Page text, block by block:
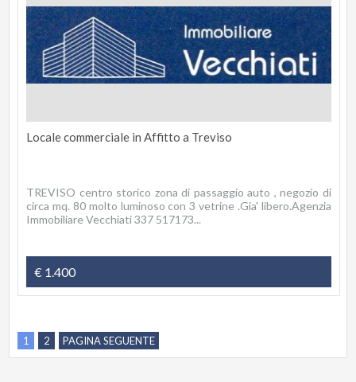
Locale commerciale in Affitto a Treviso
TREVISO centro storico zona di passaggio auto , negozio di
circa mq. 80 molto luminoso con 3 vetrine .Gia' libero.Agenzia
Immobiliare Vecchiati 337 517173...
€ 1.400
1 2 PAGINA SEGUENTE